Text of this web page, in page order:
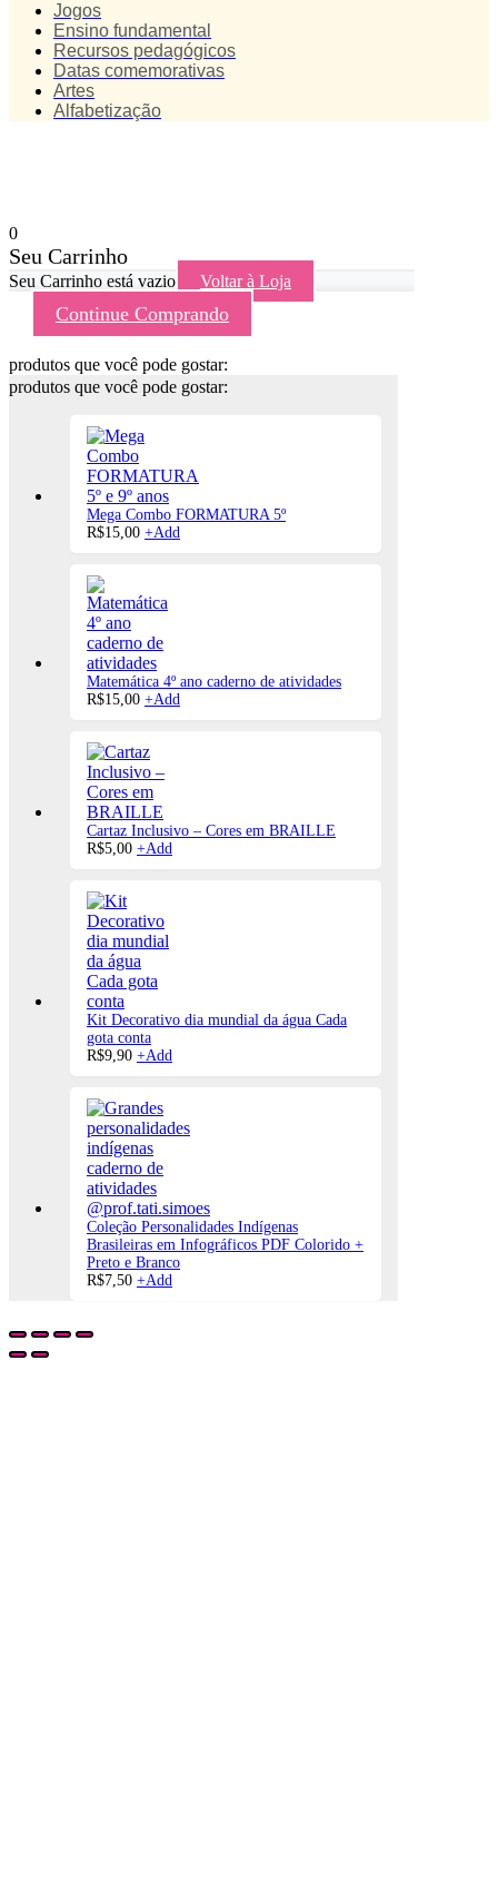
Jogos
Ensino fundamental
Recursos pedagógicos
Datas comemorativas
Artes
Alfabetização
0
Seu Carrinho
Seu Carrinho está vazio Voltar à Loja
Continue Comprando
produtos que você pode gostar:
produtos que você pode gostar:
Mega Combo FORMATURA 5º
R$15,00 +Add
Matemática 4º ano caderno de atividades
R$15,00 +Add
Cartaz Inclusivo – Cores em BRAILLE
R$5,00 +Add
Kit Decorativo dia mundial da água Cada
gota conta
R$9,90 +Add
Coleção Personalidades Indígenas
Brasileiras em Infográficos PDF Colorido +
Preto e Branco
R$7,50 +Add